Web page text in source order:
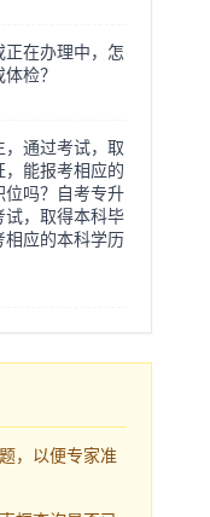
在办理中，怎
检？
，通过考试，取
能报考相应的
吗？自考专升
，取得本科毕
相应的本科学历
，以便专家准